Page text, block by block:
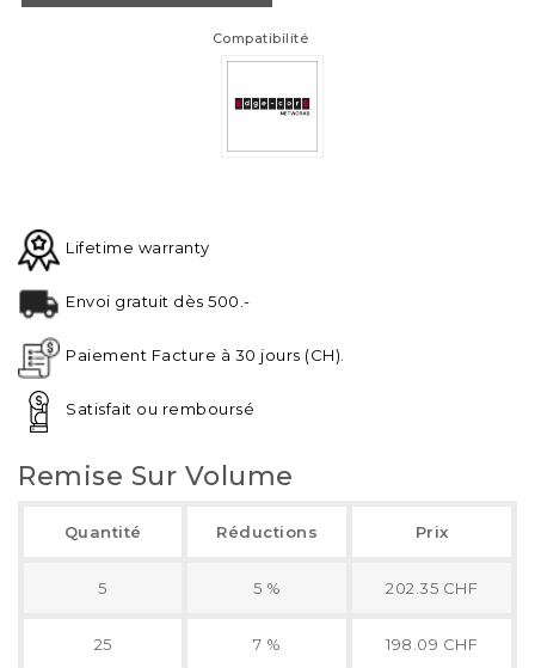
Compatibilité
Lifetime warranty
Envoi gratuit dès 500.-
Paiement Facture à 30 jours (CH).
Satisfait ou remboursé
Remise Sur Volume
Quantité Réductions Prix
5 5 % 202.35 CHF
25 7 % 198.09 CHF